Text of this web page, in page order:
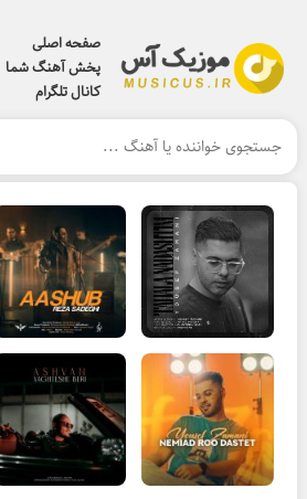
صفحه اصلی
پخش آهنگ شما
کانال تلگرام